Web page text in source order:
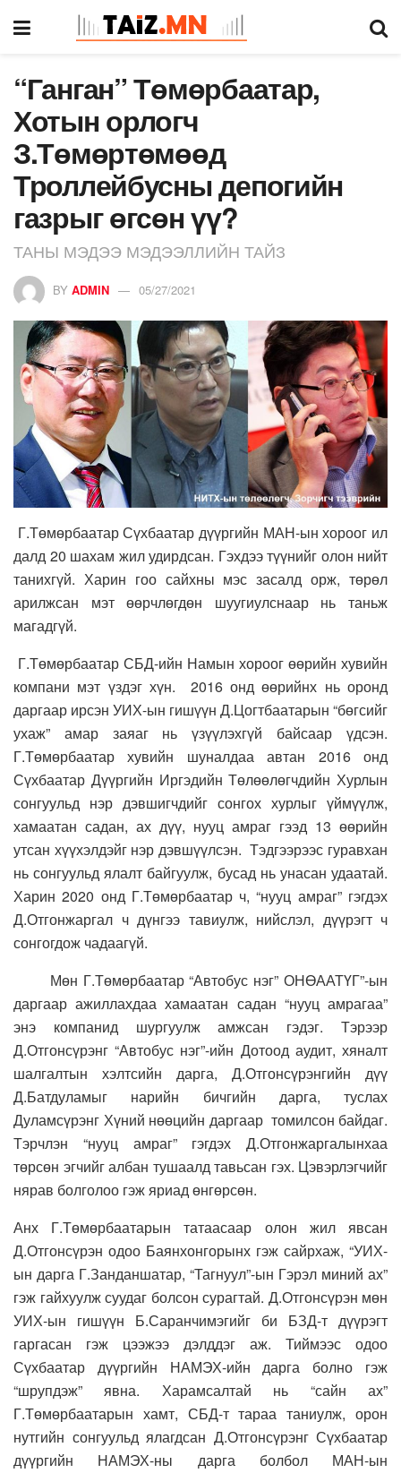
“Ганган” Төмөрбаатар,
Хотын орлогч
З.Төмөртөмөөд
Троллейбусны депогийн
газрыг өгсөн үү?
ТАНЫ МЭДЭЭ МЭДЭЭЛЛИЙН ТАЙЗ
BY ADMIN 05/27/2021
Г.Төмөрбаатар Сүхбаатар дүүргийн МАН-ын хороог ил
далд 20 шахам жил удирдсан. Гэхдээ түүнийг олон нийт
танихгүй. Харин гоо сайхны мэс засалд орж, төрөл
арилжсан мэт өөрчлөгдөн шуугиулснаар нь таньж
магадгүй.
Г.Төмөрбаатар СБД-ийн Намын хороог өөрийн хувийн
компани мэт үздэг хүн. 2016 онд өөрийнх нь оронд
даргаар ирсэн УИХ-ын гишүүн Д.Цогтбаатарын “бөгсийг
ухаж” амар заяаг нь үзүүлэхгүй байсаар үдсэн.
Г.Төмөрбаатар хувийн шуналдаа автан 2016 онд
Сүхбаатар Дүүргийн Иргэдийн Төлөөлөгчдийн Хурлын
сонгуульд нэр дэвшигчдийг сонгох хурлыг үймүүлж,
хамаатан садан, ах дүү, нууц амраг гээд 13 өөрийн
утсан хүүхэлдэйг нэр дэвшүүлсэн. Тэдгээрээс гуравхан
нь сонгуульд ялалт байгуулж, бусад нь унасан удаатай.
Харин 2020 онд Г.Төмөрбаатар ч, “нууц амраг” гэгдэх
Д.Отгонжаргал ч дүнгээ тавиулж, нийслэл, дүүрэгт ч
сонгогдож чадаагүй.
Мөн Г.Төмөрбаатар “Автобус нэг” ОНӨААТҮГ”-ын
даргаар ажиллахдаа хамаатан садан “нууц амрагаа”
энэ компанид шургуулж амжсан гэдэг. Тэрээр
Д.Отгонсүрэнг “Автобус нэг”-ийн Дотоод аудит, хяналт
шалгалтын хэлтсийн дарга, Д.Отгонсүрэнгийн дүү
Д.Батдуламыг нарийн бичгийн дарга, туслах
Дуламсүрэнг Хүний нөөцийн даргаар томилсон байдаг.
Тэрчлэн “нууц амраг” гэгдэх Д.Отгонжаргалынхаа
төрсөн эгчийг албан тушаалд тавьсан гэх. Цэвэрлэгчийг
нярав болголоо гэж яриад өнгөрсөн.
Анх Г.Төмөрбаатарын татаасаар олон жил явсан
Д.Отгонсүрэн одоо Баянхонгорынх гэж сайрхаж, “УИХ-
ын дарга Г.Занданшатар, “Тагнуул”-ын Гэрэл миний ах”
гэж гайхуулж суудаг болсон сурагтай. Д.Отгонсүрэн мөн
УИХ-ын гишүүн Б.Саранчимэгийг би БЗД-т дүүрэгт
гаргасан гэж цээжээ дэлддэг аж. Тиймээс одоо
Сүхбаатар дүүргийн НАМЭХ-ийн дарга болно гэж
“шрупдэж” явна. Харамсалтай нь “сайн ах”
Г.Төмөрбаатарын хамт, СБД-т тараа таниулж, орон
нутгийн сонгуульд ялагдсан Д.Отгонсүрэнг Сүхбаатар
дүүргийн НАМЭХ-ны дарга болбол МАН-ын